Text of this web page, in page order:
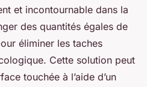
et incontournable dans la
des quantités égales de
éliminer les taches
Cette solution peut
touchée à l’aide d’un